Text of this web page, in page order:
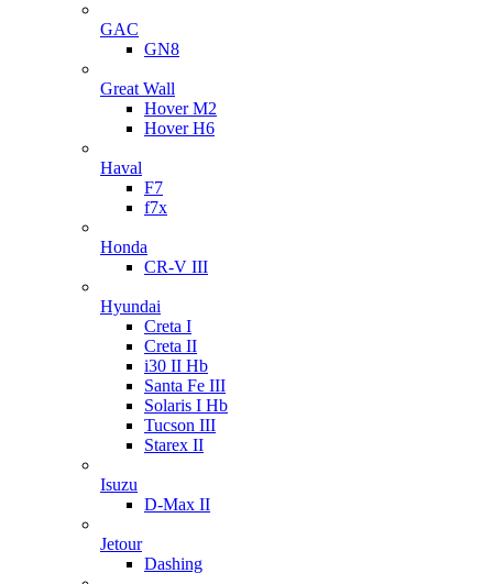
GAC
GN8
Great Wall
Hover M2
Hover H6
Haval
F7
f7x
Honda
CR-V III
Hyundai
Creta I
Creta II
i30 II Hb
Santa Fe III
Solaris I Hb
Tucson III
Starex II
Isuzu
D-Max II
Jetour
Dashing